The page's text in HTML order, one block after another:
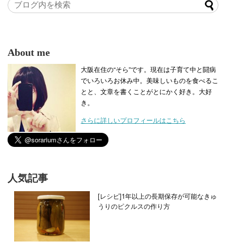
About me
大阪在住の“そら”です。現在は子育て中と闘病
でいろいろお休み中。美味しいものを食べるこ
とと、文章を書くことがとにかく好き。大好
き。
さらに詳しいプロフィールはこちら
人気記事
[レシピ]1年以上の長期保存が可能なきゅ
うりのピクルスの作り方